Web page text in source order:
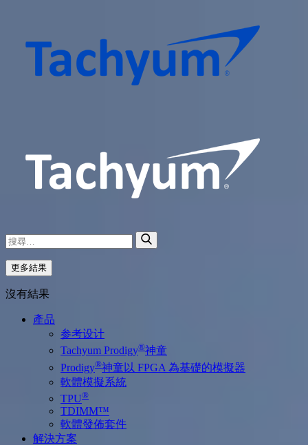
更多結果
沒有結果
產品
参考设计
Tachyum Prodigy®神童
Prodigy®神童以 FPGA 為基礎的模擬器
軟體模擬系統
TPU®
TDIMM™
軟體發佈套件
解決方案